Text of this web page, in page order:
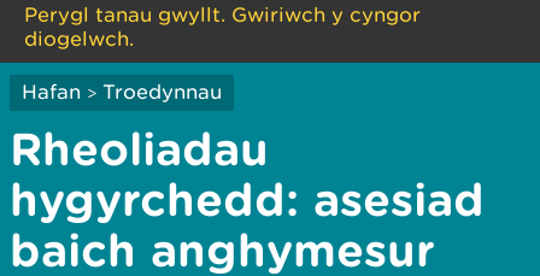
Perygl tanau gwyllt. Gwiriwch y cyngor
diogelwch.
Hafan > Troedynnau
Rheoliadau
hygyrchedd: asesiad
baich anghymesur